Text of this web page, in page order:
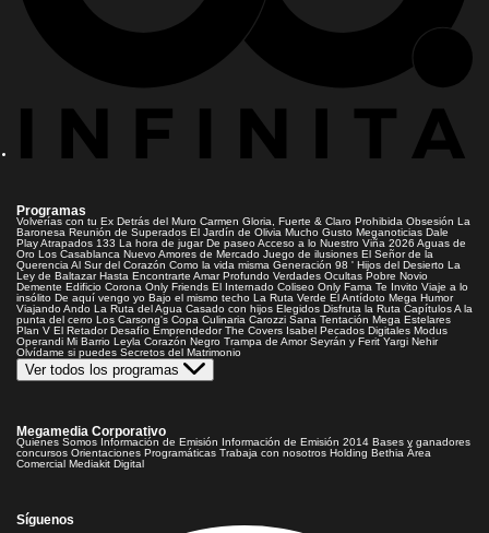
Programas
Volverías con tu Ex Detrás del Muro Carmen Gloria, Fuerte & Claro Prohibida Obsesión La
Baronesa Reunión de Superados El Jardín de Olivia Mucho Gusto Meganoticias Dale
PlayAtrapados 133 La hora de jugar De paseoAcceso a lo Nuestro Viña 2026 Aguas de
Oro Los Casablanca Nuevo Amores de Mercado Juego de ilusiones El Señor de la
Querencia Al Sur del Corazón Como la vida misma Generación 98 ' Hijos del Desierto La
Ley de Baltazar Hasta Encontrarte Amar Profundo Verdades Ocultas Pobre Novio
Demente Edificio Corona Only Friends El Internado Coliseo Only Fama Te Invito Viaje a lo
insólito De aquí vengo yo Bajo el mismo techo La Ruta Verde El Antídoto Mega Humor
Viajando Ando La Ruta del Agua Casado con hijos Elegidos Disfruta la Ruta CapítulosA la
punta del cerro Los Carsong's Copa Culinaria Carozzi Sana Tentación Mega Estelares
Plan V El Retador Desafío Emprendedor The Covers Isabel Pecados Digitales Modus
Operandi Mi Barrio Leyla Corazón Negro Trampa de Amor Seyrán y Ferit Yargi Nehir
Olvídame si puedes Secretos del Matrimonio
Ver todos los programas
Megamedia Corporativo
Quienes Somos Información de Emisión Información de Emisión 2014 Bases y ganadores
concursos Orientaciones Programáticas Trabaja con nosotros Holding Bethia Área
Comercial Mediakit Digital
Síguenos